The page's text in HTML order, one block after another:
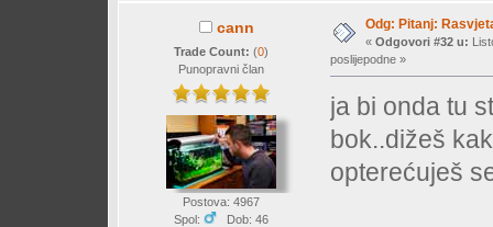
cann
Trade Count: (0)
Punopravni član
Postova: 4967
Spol:
Dob: 46
Odg: Pitanj:
« Odgovori #32 u:
poslijepodne »
ja bi onda tu
bok..dižeš
opterećuješ